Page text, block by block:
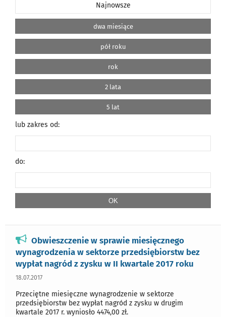
Najnowsze
dwa miesiące
pół roku
rok
2 lata
5 lat
lub zakres od:
do:
Obwieszczenie w sprawie miesięcznego
wynagrodzenia w sektorze przedsiębiorstw bez
wypłat nagród z zysku w II kwartale 2017 roku
18.07.2017
Przeciętne miesięczne wynagrodzenie w sektorze
przedsiębiorstw bez wypłat nagród z zysku w drugim
kwartale 2017 r. wyniosło 4474,00 zł.